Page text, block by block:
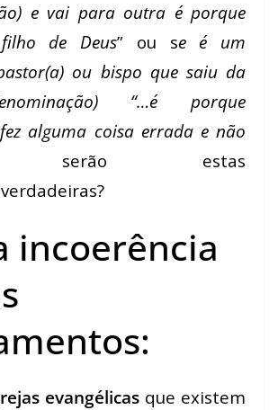
e vai para outra é porque
de Deus” ou se é um
ou bispo que saiu da
“…é porque
alguma coisa errada e não
serão estas
incoerência
evangélicas que existem